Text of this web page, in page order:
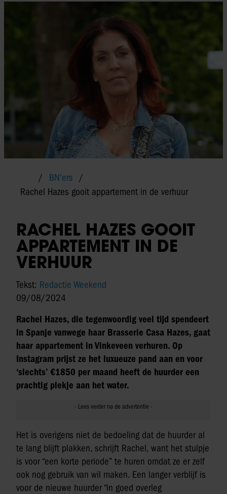
BN'ers
Rachel Hazes gooit appartement in de verhuur
RACHEL HAZES GOOIT
APPARTEMENT IN DE
VERHUUR
Tekst: Redactie Weekend
09/08/2024
Rachel Hazes, die tegenwoordig veel tijd spendeert
in Spanje vanwege haar Brasserie Casa Hazes, gaat
haar appartement in Vinkeveen verhuren. Op
Instagram prijst ze het luxueuze pand aan en voor
‘slechts’ €1850 per maand heeft de huurder een
prachtig plekje aan het water.
Het is overigens niet de bedoeling dat de huurder al
te lang blijft plakken, schrijft Rachel, want het stulpje
is voor “een korte periode” te huren omdat ze er zelf
ook nog gebruik van wil maken. Een langer verblijf is
voor de nieuwe huurder “in goed overleg